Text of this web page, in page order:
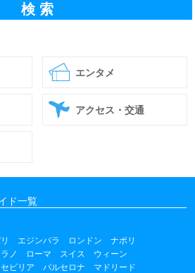
エンタメ
アクセス・交通
ド一覧
エジンバラ ロンドン
ナポリ
ラノ ローマ スイス
ウィーン
セビリア バルセロナ
マドリード